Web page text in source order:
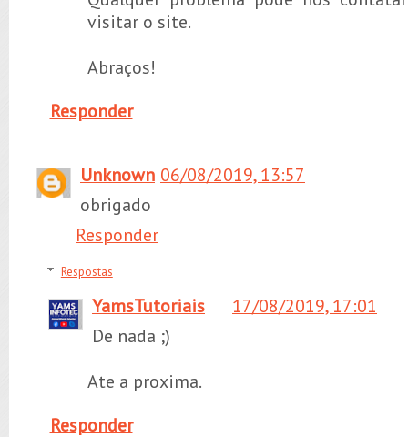
visitar o site.
Abraços!
Responder
Unknown 06/08/2019, 13:57
obrigado
Responder
Respostas
YamsTutoriais
17/08/2019, 17:01
De nada ;)
Ate a proxima.
Responder